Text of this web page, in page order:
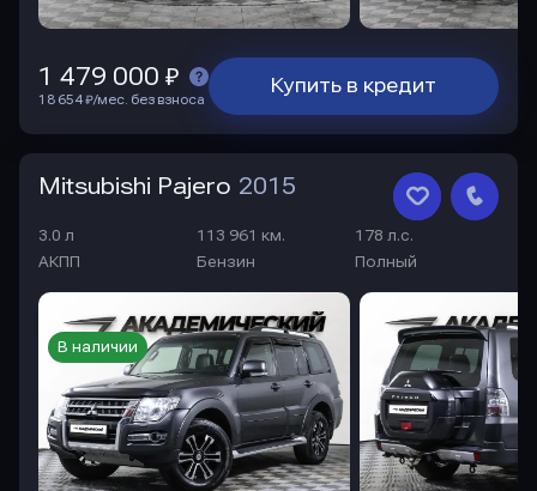
Купить в кредит
1 479 000 ₽
18 654 ₽/мес. без взноса
Mitsubishi Pajero 2015
3.0 л 113 961 км.
178 л.с.
АКПП
Бензин Полный
В наличии